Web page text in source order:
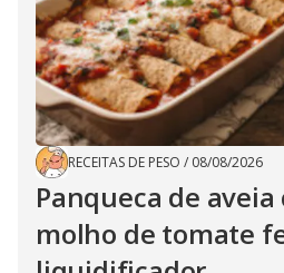
RECEITAS DE PESO / 08/08/2026
Panqueca de
molho de tomate